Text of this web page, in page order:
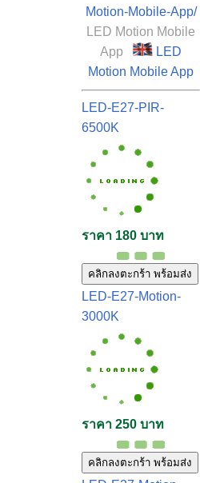
Motion-Mobile-App/
LED Motion Mobile
App
LED
Motion Mobile App
LED-E27-PIR-
6500K
ราคา 180 บาท
คลิกลงตะกร้า พร้อมส่ง
LED-E27-Motion-
3000K
ราคา 250 บาท
คลิกลงตะกร้า พร้อมส่ง